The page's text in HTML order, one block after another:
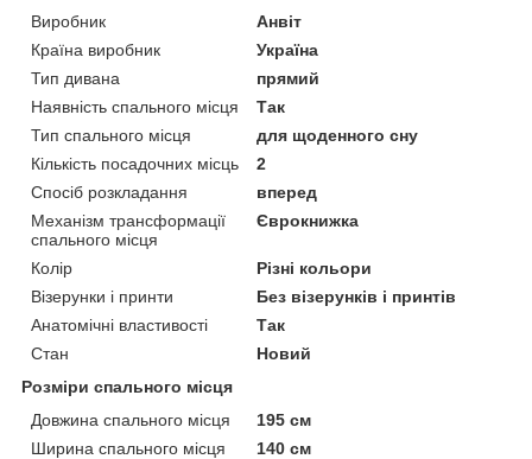
Виробник
Анвіт
Країна виробник
Україна
Тип дивана
прямий
Наявність спального місця
Так
Тип спального місця
для щоденного сну
Кількість посадочних місць
2
Спосіб розкладання
вперед
Механізм трансформації
спального місця
Єврокнижка
Колір
Різні кольори
Візерунки і принти
Без візерунків і принтів
Анатомічні властивості
Так
Стан
Новий
Розміри спального місця
Довжина спального місця
195 см
Ширина спального місця
140 см